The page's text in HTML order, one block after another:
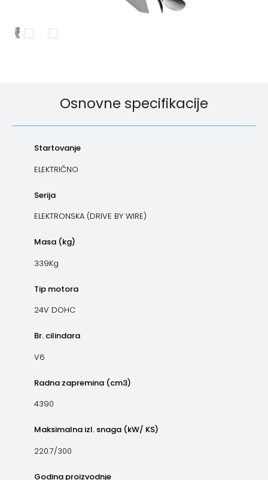
Osnovne specifikacije
Startovanje
ELEKTRIČNO
Serija
ELEKTRONSKA (DRIVE BY WIRE)
Masa (kg)
339Kg
Tip motora
24V DOHC
Br. cilindara
V6
Radna zapremina (cm3)
4390
Maksimalna izl. snaga (kW/ KS)
220.7/300
Godina proizvodnje